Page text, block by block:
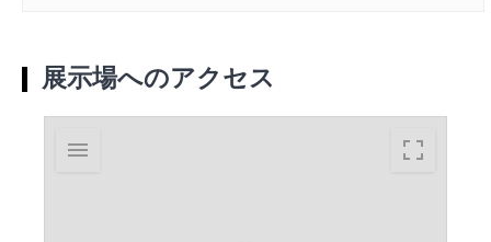
展示場へのアクセス